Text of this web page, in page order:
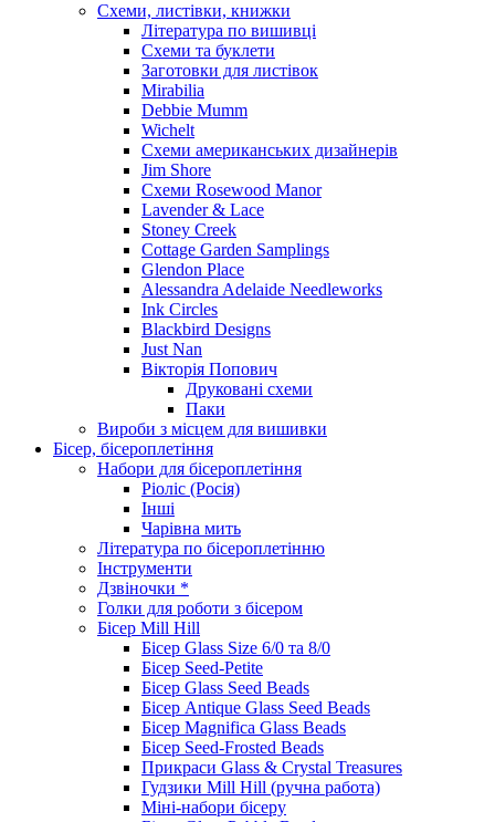
Схеми, листівки, книжки
Література по вишивці
Схеми та буклети
Заготовки для листівок
Mirabilia
Debbie Mumm
Wichelt
Схеми американських дизайнерів
Jim Shore
Cхеми Rosewood Manor
Lavender & Lace
Stoney Creek
Cottage Garden Samplings
Glendon Place
Alessandra Adelaide Needleworks
Ink Circles
Blackbird Designs
Just Nan
Вікторія Попович
Друковані схеми
Паки
Вироби з місцем для вишивки
Бісер, бісероплетіння
Набори для бісероплетіння
Ріоліс (Росія)
Інші
Чарівна мить
Література по бісероплетінню
Інструменти
Дзвіночки *
Голки для роботи з бісером
Бісер Mill Hill
Бісер Glass Size 6/0 та 8/0
Бісер Seed-Petite
Бісер Glass Seed Beads
Бісер Antique Glass Seed Beads
Бісер Magnifica Glass Beads
Бісер Seed-Frosted Beads
Прикраси Glass & Crystal Treasures
Гудзики Mill Hill (ручна работа)
Міні-набори бісеру